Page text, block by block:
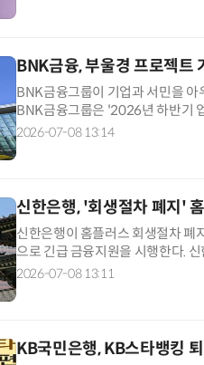
BNK금융, 부울경 프로젝
BNK금융그룹이 기업과 서민을 아
BNK금융그룹은 '2026년 하반기
합지원센터를 중심으로 생산적금
2026-07-08 13:14
신한은행, '회생절차 폐지'
신한은행이 홈플러스 회생절차 폐
으로 긴급 금융지원을 시행한다.
상환용 대출을 지원하고 대출금리
2026-07-08 13:11
KB국민은행, KB스타뱅킹